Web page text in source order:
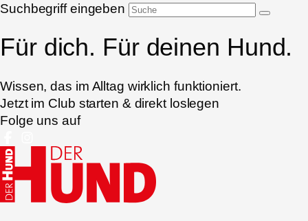
Suchbegriff eingeben
Für dich. Für deinen Hund.
Wissen, das im Alltag wirklich funktioniert.
Jetzt im Club starten & direkt loslegen
Folge uns auf